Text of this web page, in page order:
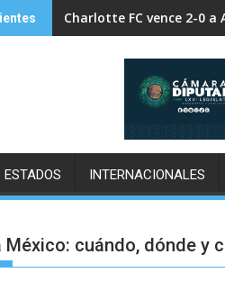
FC Cincinnati supera 2-0
Charlotte FC vence 2-0 a
ESTADOS INTERNACIONALES
cuándo, dónde y